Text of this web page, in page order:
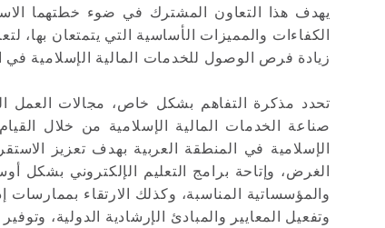
يهدف هذا التعاون المشترك في ضوء خطتهما
الكفاءات والمميزات الأساسية التي يتمتعان بها،
زيادة فرص الوصول للخدمات المالية الإسلامية في
الإسلامية في المنطقة العربية بهدف تعزيز
والمؤسساتية المناسبة، وكذلك الارتقاء
وتفعيل المعايير والمبادئ الإرشادية الدولية،